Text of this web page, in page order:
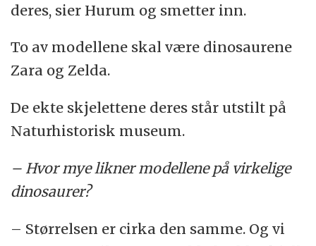
deres, sier Hurum og smetter inn.
To av modellene skal være dinosaurene
Zara og Zelda.
De ekte skjelettene deres står utstilt på
Naturhistorisk museum.
– Hvor mye likner modellene på virkelige
dinosaurer?
– Størrelsen er cirka den samme. Og vi